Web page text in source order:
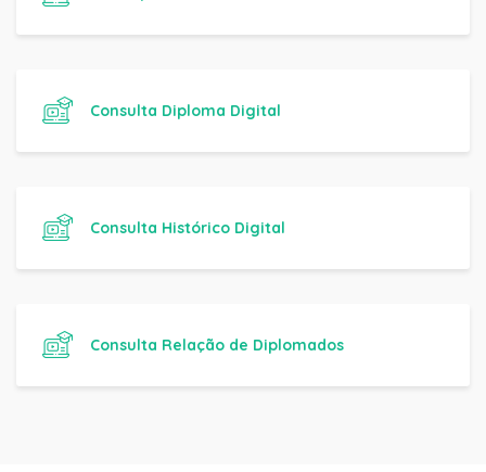
Consulta Diploma Digital
Consulta Histórico Digital
Consulta Relação de Diplomados